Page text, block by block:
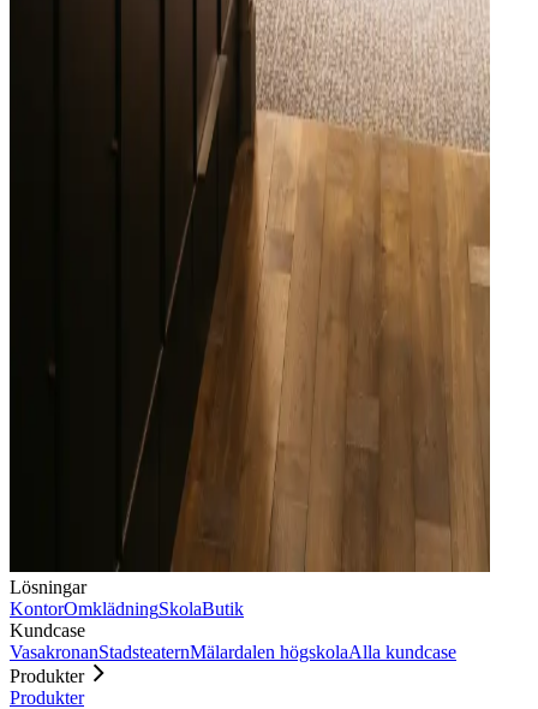
Lösningar
KontorOmklädningSkolaButik
Kundcase
VasakronanStadsteaternMälardalen högskolaAlla kundcase
Produkter
Produkter